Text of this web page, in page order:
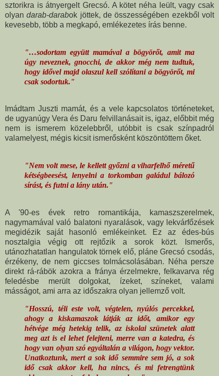
sztorikra is átnyergelt Grecsó. A kötet néha leült, vagy csak
olyandarab-darabok jöttek, de összességében ezekből volt
kevesebb, több a megkapó, emlékezetes írás benne.
"…sodortam együtt mamával a bögyörőt, amit ma
úgy neveznek, gnocchi, de akkor még nem tudtuk,
hogy idővel majd olaszul kell szólítani a bögyörőt, mi
csak sodortuk."
Imádtam Juszti mamát, és a vele kapcsolatos történeteket,
de ugyanúgy Vera és Daru felvillanásait is, igaz, előbbit még
nem is ismerem közelebbről, utóbbit is csak színpadról
valamelyest, mégis kicsit ismerősként köszöntöttem őket.
"Nem volt mese, le kellett győzni a viharfelhő méretű
kétségbeesést, lenyelni a torkomban galádul bálozó
sírást, és futni a lány után."
A '90-es évek retro romantikája, kamaszszerelmek,
nagymamával való balatoni nyaralások, vagy lekvárfőzések
megidézik saját hasonló emlékeinket. Ez az édes-bús
nosztalgia végig ott rejtőzik a sorok közt. Ismerős,
utánozhatatlan hangulatok törnek elő, pláne Grecsó csodás,
érzékeny, de nem giccses tolmácsolásában. Néha persze
direkt rá-rábök azokra a fránya érzelmekre, felkavarva rég
feledésbe merült dolgokat, ízeket, színeket, valami
másságot, ami arra az időszakra olyan jellemző volt.
"Hosszú, téli este volt, végtelen, nyúlós percekkel,
ahogy a kiskamaszok látják az időt, amikor egy
hétvége még hetekig telik, az iskolai szünetek alatt
meg azt is el lehet felejteni, merre van a katedra, és
hogy van olyan szó egyáltalán a világon, hogy vektor.
Unatkoztunk, mert a sok idő semmire sem jó, a sok
idő csak akkor kell, ha nincs, és mi fetrengtünk